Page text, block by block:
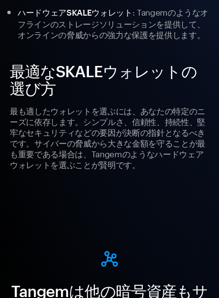
ハードウェアSKALEウォレット : Tangemのようなオ
フラインのストレージソリューションを提供して、
オンラインの脅威からの強力な保護を提供します。
最適なSKALEウォレットの
選び方
最も適したウォレットを選ぶには、あなたの特定のニ
ーズに依存します。シンプルさ、信頼性、持続性、堅
牢なセキュリティなどの要因が決断の指針となるべき
です。サイバーの脅威から大きな金額を守ることが最
も重要である場合は、Tangemのようなハードウェア
ウォレットを選ぶことが賢明です。
Tangemは他の暗号資産もサ